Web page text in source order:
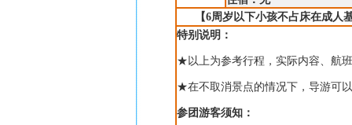
【6周岁以下小孩不占床在成人
特别说明：
★以上为参考行程，实际内容、航
★在不取消景点的情况下，导游可
参团游客须知：